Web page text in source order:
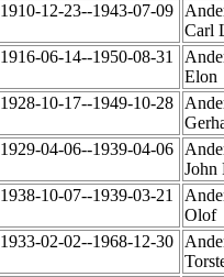
1910-12-23--1943-07-09
Carl
1916-06-14--1950-08-31
Elon
1928-10-17--1949-10-28
1929-04-06--1939-04-06
John
1938-10-07--1939-03-21
Olof
1933-02-02--1968-12-30